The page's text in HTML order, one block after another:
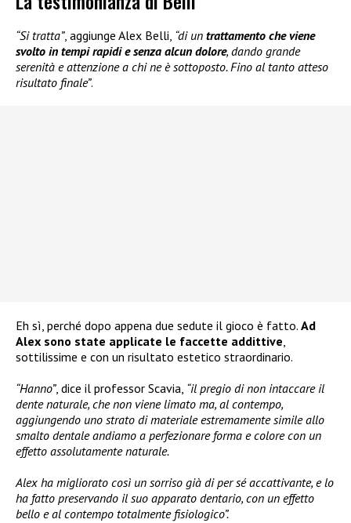
“Si tratta”, aggiunge Alex Belli, “di un trattamento che viene
svolto in tempi rapidi e senza alcun dolore, dando grande
serenità e attenzione a chi ne è sottoposto. Fino al tanto atteso
risultato finale”.
Eh sì, perché dopo appena due sedute il gioco è fatto. Ad
Alex sono state applicate le faccette addittive,
sottilissime e con un risultato estetico straordinario.
“Hanno”, dice il professor Scavia, “il pregio di non intaccare il
dente naturale, che non viene limato ma, al contempo,
aggiungendo uno strato di materiale estremamente simile allo
smalto dentale andiamo a perfezionare forma e colore con un
effetto assolutamente naturale.
Alex ha migliorato così un sorriso già di per sé accattivante, e lo
ha fatto preservando il suo apparato dentario, con un effetto
bello e al contempo totalmente fisiologico”.